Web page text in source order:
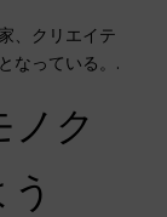
、クリエイテ
なっている。.
ク